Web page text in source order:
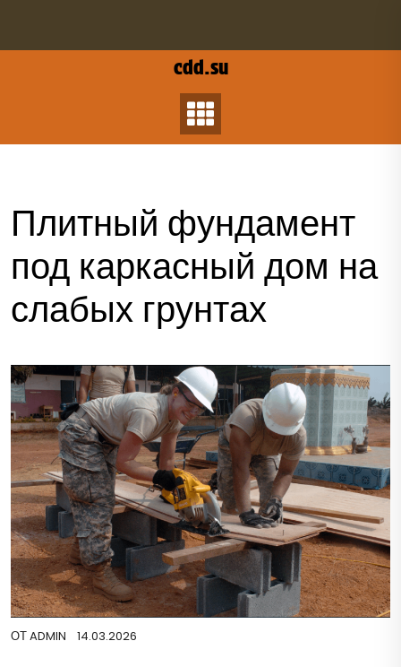
содержанию
cdd.su
Плитный фундамент
под каркасный дом на
слабых грунтах
ОТADMIN 14.03.2026